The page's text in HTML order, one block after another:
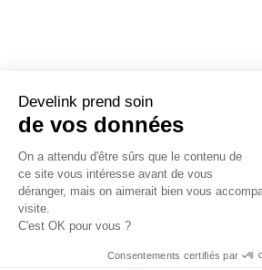
Donnez votre avis
Trustpilot
© Develink 2021 |Mentions légales
Develink prend soin
de vos données
On a attendu d'être sûrs que le contenu de
ce site vous intéresse avant de vous
déranger, mais on aimerait bien vous
visite.
C'est OK pour vous ?
Consentements certifiés par